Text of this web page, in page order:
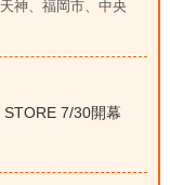
神、福岡市、中央
7/30開幕